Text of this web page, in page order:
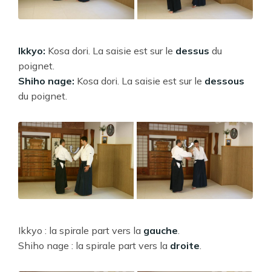
Ikkyo: Kosa dori. La saisie est sur le dessus du
poignet.
Shiho nage: Kosa dori. La saisie est sur le dessous
du poignet.
Ikkyo : la spirale part vers la gauche
Shiho nage : la spirale part vers la droite